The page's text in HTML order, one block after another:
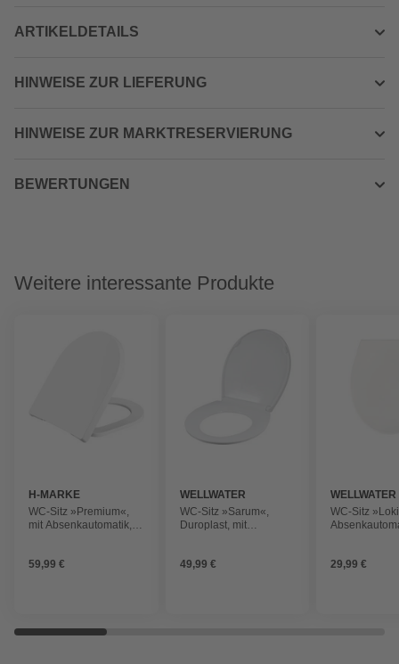
ARTIKELDETAILS
HINWEISE ZUR LIEFERUNG
HINWEISE ZUR MARKTRESERVIERUNG
BEWERTUNGEN
Weitere interessante Produkte
H-MARKE
WC-Sitz »Premium«,
mit Absenkautomatik,
59,99 €
WELLWATER
WC-Sitz »Sarum«,
Duroplast, mit
49,99 €
WELLWATER
WC-Sitz
29,99 €